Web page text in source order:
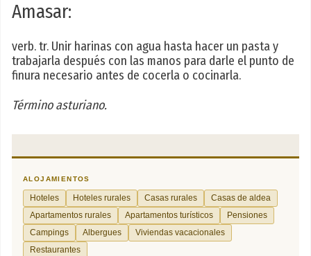
Amasar:
verb. tr. Unir harinas con agua hasta hacer un pasta y
trabajarla después con las manos para darle el punto de
finura necesario antes de cocerla o cocinarla.
Término asturiano.